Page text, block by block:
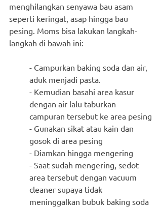
menghilangkan senyawa bau asam
seperti keringat, asap hingga bau
pesing. Moms bisa lakukan langkah-
langkah di bawah ini:
- Campurkan baking soda dan air,
aduk menjadi pasta.
- Kemudian basahi area kasur
dengan air lalu taburkan
campuran tersebut ke area pesing
- Gunakan sikat atau kain dan
gosok di area pesing
- Diamkan hingga mengering
- Saat sudah mengering, sedot
area tersebut dengan vacuum
cleaner supaya tidak
meninggalkan bubuk baking soda